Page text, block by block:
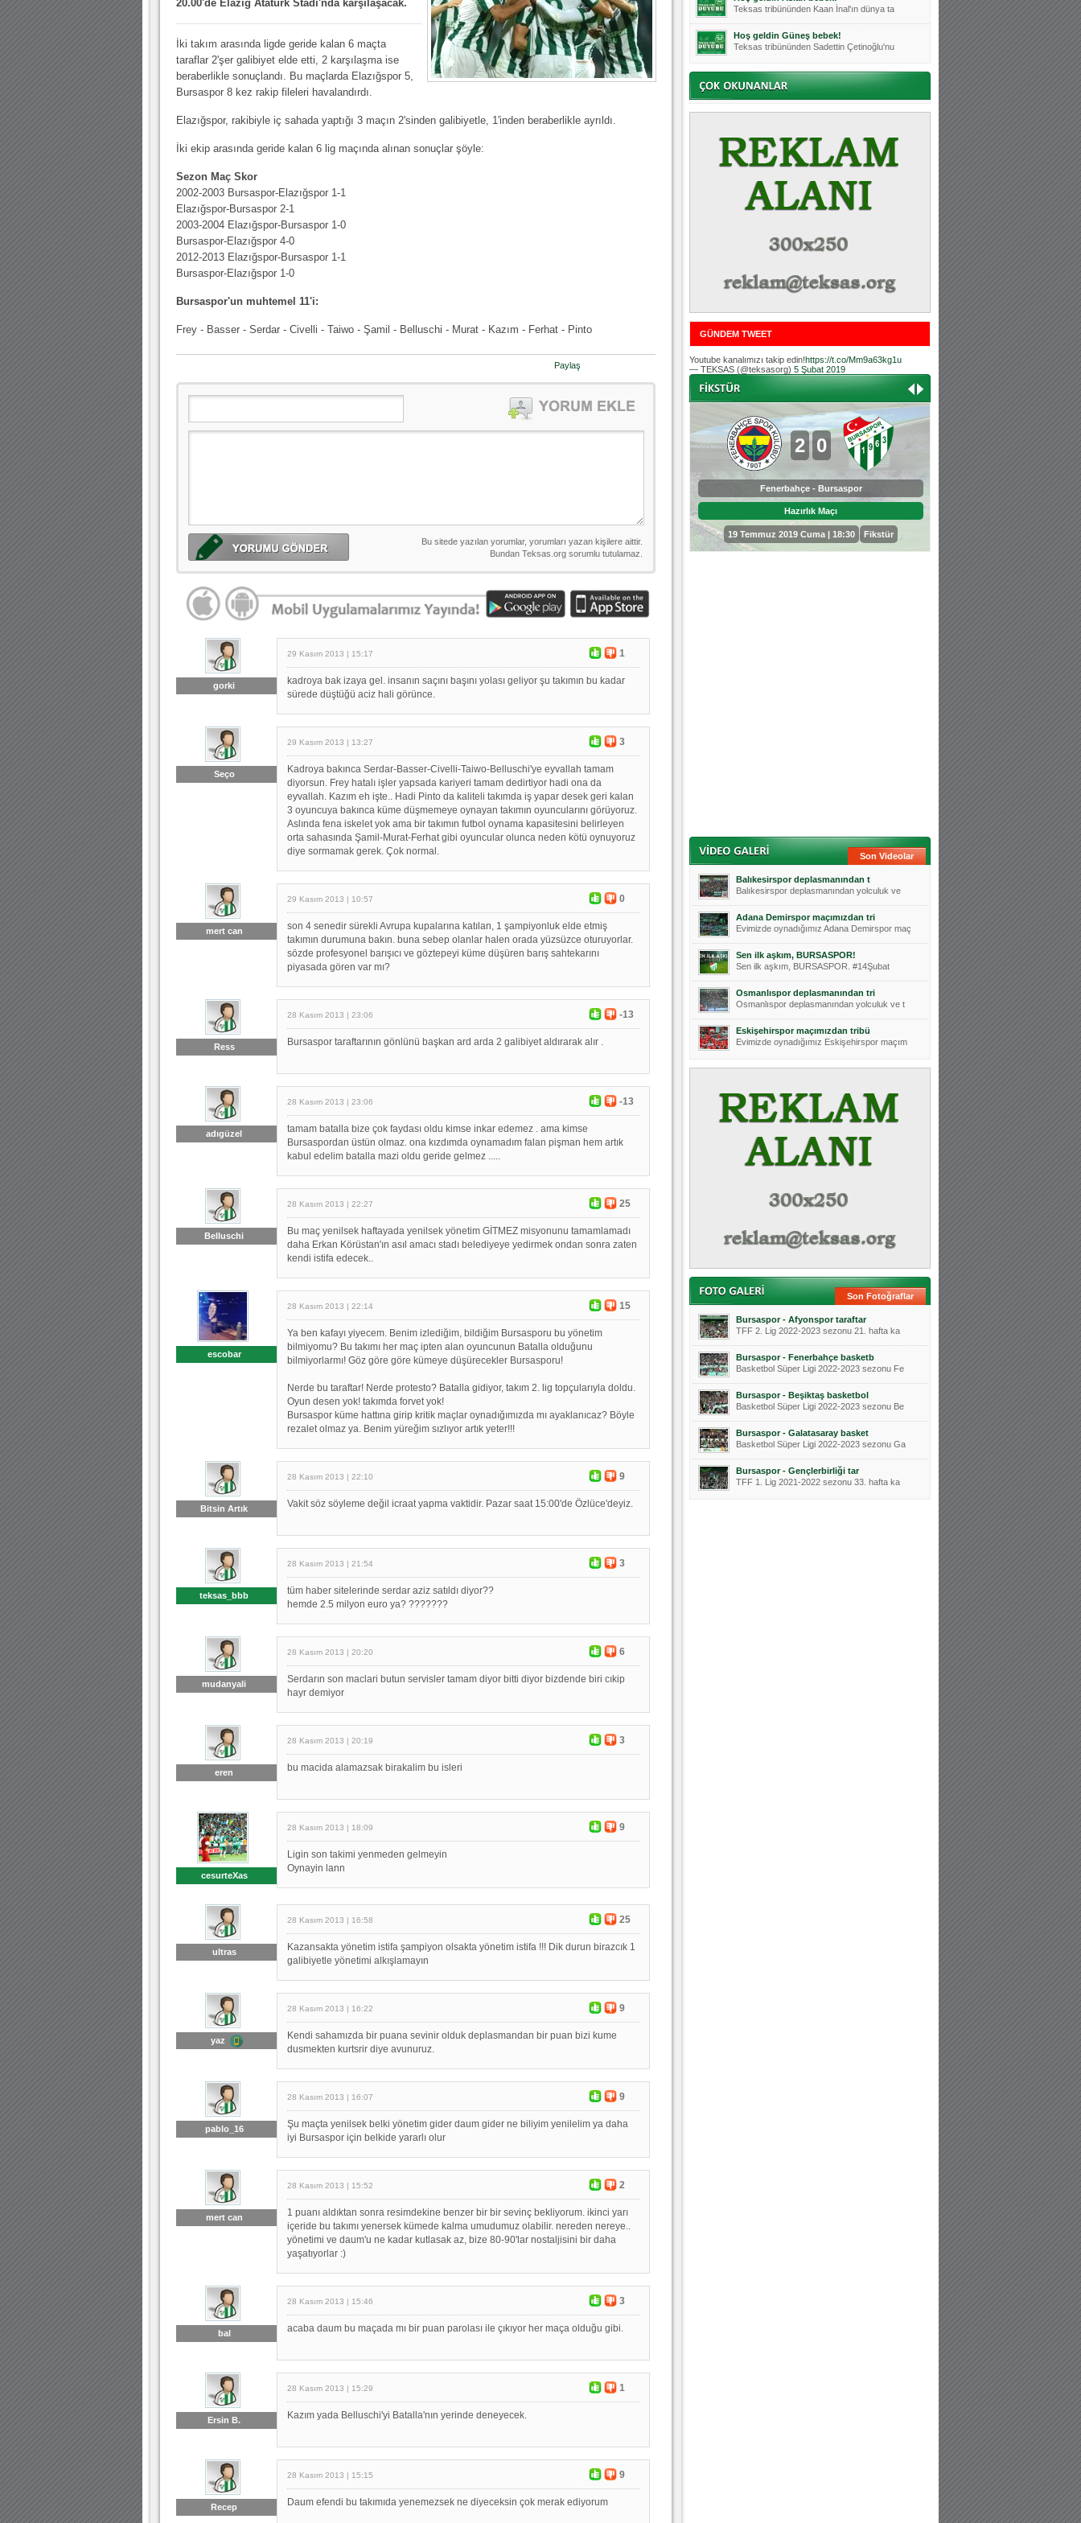
10.04.2023 14:44 |Hoş geldin Göktuğ Bebek!
11.11.2025 14:13 | Hoş geldin Ertuğrul Bebek!
20.00'de Elazığ Atatürk Stadı'nda karşılaşacak.
İki takım arasında ligde geride kalan 6 maçta
taraflar 2'şer galibiyet elde etti, 2 karşılaşma ise
beraberlikle sonuçlandı. Bu maçlarda Elazığspor 5,
Bursaspor 8 kez rakip fileleri havalandırdı.
Elazığspor, rakibiyle iç sahada yaptığı 3 maçın 2'sinden galibiyetle, 1'inden beraberlikle ayrıldı.
İki ekip arasında geride kalan 6 lig maçında alınan sonuçlar şöyle:
Sezon Maç Skor
2002-2003 Bursaspor-Elazığspor 1-1
Elazığspor-Bursaspor 2-1
2003-2004 Elazığspor-Bursaspor 1-0
Bursaspor-Elazığspor 4-0
2012-2013 Elazığspor-Bursaspor 1-1
Bursaspor-Elazığspor 1-0
Bursaspor'un muhtemel 11'i:
Frey - Basser - Serdar - Civelli - Taiwo - Şamil - Belluschi - Murat - Kazım - Ferhat - Pinto
Paylaş
gorki
29 Kasım 2013 | 15:17 1
kadroya bak izaya gel. insanın saçını başını yolası geliyor şu takımın bu kadar
sürede düştüğü aciz hali görünce.
Seço
29 Kasım 2013 | 13:27 3
Kadroya bakınca Serdar-Basser-Civelli-Taiwo-Belluschi'ye eyvallah tamam
diyorsun. Frey hatalı işler yapsada kariyeri tamam dedirtiyor hadi ona da
eyvallah. Kazım eh işte.. Hadi Pinto da kaliteli takımda iş yapar desek geri kalan
3 oyuncuya bakınca küme düşmemeye oynayan takımın oyuncularını görüyoruz.
Aslında fena iskelet yok ama bir takımın futbol oynama kapasitesini belirleyen
orta sahasında Şamil-Murat-Ferhat gibi oyuncular olunca neden kötü oynuyoruz
diye sormamak gerek. Çok normal.
mert can
29 Kasım 2013 | 10:57 0
son 4 senedir sürekli Avrupa kupalarına katılan, 1 şampiyonluk elde etmiş
takımın durumuna bakın. buna sebep olanlar halen orada yüzsüzce oturuyorlar.
sözde profesyonel barışıcı ve göztepeyi küme düşüren barış sahtekarını
piyasada gören var mı?
Ress
28 Kasım 2013 | 23:06 -13
Bursaspor taraftarının gönlünü başkan ard arda 2 galibiyet aldırarak alır .
adıgüzel
28 Kasım 2013 | 23:06 -13
tamam batalla bize çok faydası oldu kimse inkar edemez . ama kimse
Bursaspordan üstün olmaz. ona kızdımda oynamadım falan pişman hem artık
kabul edelim batalla mazi oldu geride gelmez .....
Belluschi
28 Kasım 2013 | 22:27 25
Bu maç yenilsek haftayada yenilsek yönetim GİTMEZ misyonunu tamamlamadı
daha Erkan Körüstan'ın asıl amacı stadı belediyeye yedirmek ondan sonra zaten
kendi istifa edecek..
escobar
28 Kasım 2013 | 22:14 15
Ya ben kafayı yiyecem. Benim izlediğim, bildiğim Bursasporu bu yönetim
bilmiyomu? Bu takımı her maç ipten alan oyuncunun Batalla olduğunu
bilmiyorlarmı! Göz göre göre kümeye düşürecekler Bursasporu!
Nerde bu taraftar! Nerde protesto? Batalla gidiyor, takım 2. lig topçularıyla doldu.
Oyun desen yok! takımda forvet yok!
Bursaspor küme hattına girip kritik maçlar oynadığımızda mı ayaklanıcaz? Böyle
rezalet olmaz ya. Benim yüreğim sızlıyor artık yeter!!!
Bitsin Artık
28 Kasım 2013 | 22:10 9
Vakit söz söyleme değil icraat yapma vaktidir. Pazar saat 15:00'de Özlüce'deyiz.
teksas_bbb
28 Kasım 2013 | 21:54 3
tüm haber sitelerinde serdar aziz satıldı diyor??
hemde 2.5 milyon euro ya? ???????
mudanyali
28 Kasım 2013 | 20:20 6
Serdarın son maclari butun servisler tamam diyor bitti diyor bizdende biri cıkip
hayr demiyor
eren
28 Kasım 2013 | 20:19 3
bu macida alamazsak birakalim bu isleri
cesurteXas
28 Kasım 2013 | 18:09 9
Ligin son takimi yenmeden gelmeyin
Oynayin lann
ultras
28 Kasım 2013 | 16:58 25
Kazansakta yönetim istifa şampiyon olsakta yönetim istifa !!! Dik durun birazcık 1
galibiyetle yönetimi alkışlamayın
yaz
28 Kasım 2013 | 16:22 9
Kendi sahamızda bir puana sevinir olduk deplasmandan bir puan bizi kume
dusmekten kurtsrir diye avunuruz.
pablo_16
28 Kasım 2013 | 16:07 9
Şu maçta yenilsek belki yönetim gider daum gider ne biliyim yenilelim ya daha
iyi Bursaspor için belkide yararlı olur
mert can
28 Kasım 2013 | 15:52 2
1 puanı aldıktan sonra resimdekine benzer bir bir sevinç bekliyorum. ikinci yarı
içeride bu takımı yenersek kümede kalma umudumuz olabilir. nereden nereye..
yönetimi ve daum'u ne kadar kutlasak az, bize 80-90'lar nostaljisini bir daha
yaşatıyorlar :)
bal
28 Kasım 2013 | 15:46 3
acaba daum bu maçada mı bir puan parolası ile çıkıyor her maça olduğu gibi.
Ersin B.
28 Kasım 2013 | 15:29 1
Kazım yada Belluschi'yi Batalla'nın yerinde deneyecek.
Recep
28 Kasım 2013 | 15:15 9
Daum efendi bu takımıda yenemezsek ne diyeceksin çok merak ediyorum
Teksas tribününden Kaan İnal'ın dünya ta
Hoş geldin Güneş bebek!
Teksas tribününden Sadettin Çetinoğlu'nu
Mutluluklar Ceyhun Tetik
Teksas tribünlerinin sevilen isimlerinde
Bursasporumuzun önü açılsın is
Hoş geldin Alaz Bebek!
Teksas.org sistem yöneticisi, ekibimizin
Hoş geldin Göktuğ Bebek!
Teksas.org ekibimizden ve tribünlerimizi
Teksas tribünlerinden Basri İleri'nin dü
Hoş geldin Kerem Bebek!
Tribünlerimizden Mesut Ulusoy'un (Duka)
Hoş geldin Aslan bebek!
Teksas tribününden Kaan İnal'ın dünya ta
Hoş geldin Güneş bebek!
Teksas tribününden Sadettin Çetinoğlu'nu
GÜNDEM TWEET
Youtube kanalımızı takip edin!https://t.co/Mm9a63kg1u
— TEKSAS (@teksasorg) 5 Şubat 2019
2 0
Fenerbahçe - Bursaspor
Hazırlık Maçı
19 Temmuz 2019 Cuma | 18:30 Fikstür
0 3
Bursaspor - Sepahan
Hazırlık Maçı
25 Temmuz 2019 Perşembe |
Son Videolar
Balıkesirspor deplasmanından t
Balıkesirspor deplasmanından yolculuk ve
Adana Demirspor maçımızdan tri
Evimizde oynadığımız Adana Demirspor maç
Sen ilk aşkım, BURSASPOR!
Sen ilk aşkım, BURSASPOR. #14Şubat
Osmanlıspor deplasmanından tri
Osmanlıspor deplasmanından yolculuk ve t
Eskişehirspor maçımızdan tribü
Evimizde oynadığımız Eskişehirspor maçım
Son Fotoğraflar
Bursaspor - Afyonspor taraftar
TFF 2. Lig 2022-2023 sezonu 21. hafta ka
Bursaspor - Fenerbahçe basketb
Basketbol Süper Ligi 2022-2023 sezonu Fe
Bursaspor - Beşiktaş basketbol
Basketbol Süper Ligi 2022-2023 sezonu Be
Bursaspor - Galatasaray basket
Basketbol Süper Ligi 2022-2023 sezonu Ga
Bursaspor - Gençlerbirliği tar
TFF 1. Lig 2021-2022 sezonu 33. hafta ka